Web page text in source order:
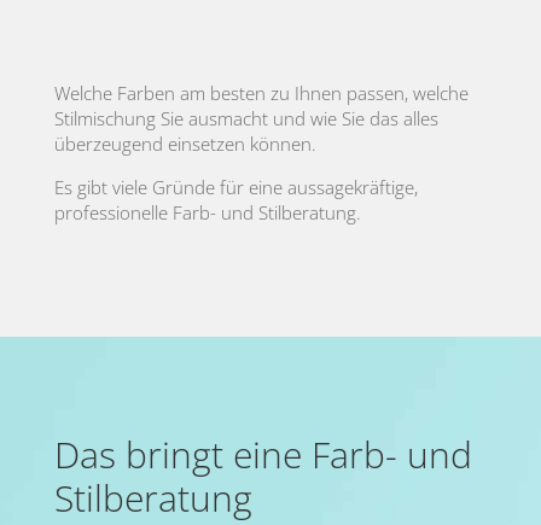
Welche Farben am besten zu Ihnen passen, welche
Stilmischung Sie ausmacht und wie Sie das alles
überzeugend einsetzen können.
Es gibt viele Gründe für eine aussagekräftige,
professionelle Farb- und Stilberatung.
Das bringt eine Farb- und
Stilberatung